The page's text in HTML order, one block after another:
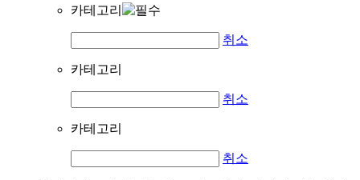
카테고리
취소
카테고리
취소
카테고리
취소